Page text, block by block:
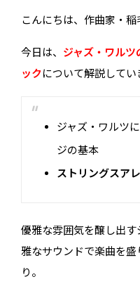
こんにちは、作曲家・稲
今日は、 ジャズ・ワル
ックについて解説してい
ジャズ・ワルツ
ジの基本
ストリングスア
優雅な雰囲気を醸し出
雅なサウンドで楽曲を
り。